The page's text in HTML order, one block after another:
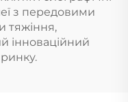
з передовими
тяжіння,
інноваційний